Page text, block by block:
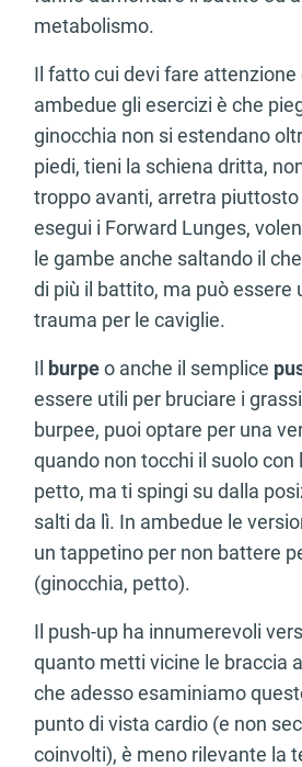
metabolismo.
Il fatto cui devi fare attenzione
ambedue gli esercizi è che
ginocchia non si estendano
piedi, tieni la schiena dritta,
troppo avanti, arretra piuttosto
esegui i Forward Lunges,
le gambe anche saltando il
di più il battito, ma può essere
trauma per le caviglie.
Il burpeo anche il semplice
essere utili per bruciare i
burpee, puoi optare per una
quando non tocchi il suolo con
petto, ma ti spingi su dalla
salti da lì. In ambedue le
un tappetino per non battere
(ginocchia, petto).
Il push-up ha innumerevoli
quanto metti vicine le braccia
che adesso esaminiamo
punto di vista cardio (e non
coinvolti), è meno rilevante la